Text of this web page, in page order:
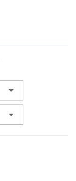
arrow_drop_down
arrow_drop_down